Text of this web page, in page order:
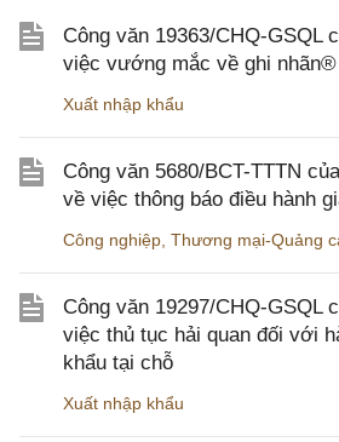
Công văn 19363/CHQ-GSQL
việc vướng mắc về ghi nhãn®
Xuất nhập khẩu
Công văn 5680/BCT-TTTN
về việc thông báo điều hành
Công nghiệp Thương mại-Quảng
Công văn 19297/CHQ-GSQL
việc thủ tục hải quan đối với
khẩu tại chỗ
Xuất nhập khẩu